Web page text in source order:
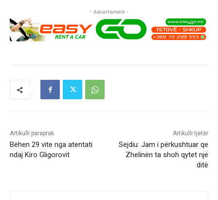
- Advertisment -
Artikulli paraprak
Bëhen 29 vite nga atentati
ndaj Kiro Gligorovit
Artikulli tjetër
Sejdiu: Jam i përkushtuar qe
Zhelinën ta shoh qytet një
ditë